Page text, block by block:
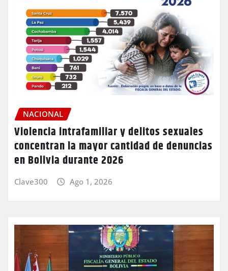
NACIONAL
Violencia intrafamiliar y delitos sexuales
concentran la mayor cantidad de denuncias
en Bolivia durante 2026
Clave300 Ago 1, 2026